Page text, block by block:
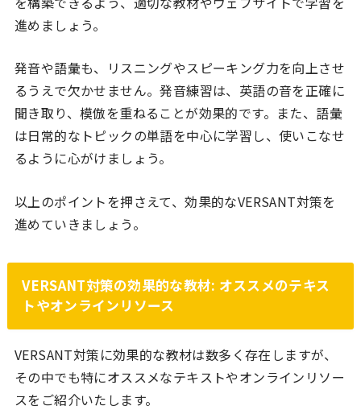
進めましょう。
発音や語彙も、リスニングやスピーキング力を向上させ
るうえで欠かせません。発音練習は、英語の音を正確に
聞き取り、模倣を重ねることが効果的です。また、語彙
は日常的なトピックの単語を中心に学習し、使いこなせ
るように心がけましょう。
以上のポイントを押さえて、効果的なVERSANT対策を
進めていきましょう。
VERSANT対策の効果的な教材: オススメのテキス
トやオンラインリソース
VERSANT対策に効果的な教材は数多く存在しますが、
その中でも特にオススメなテキストやオンラインリソー
スをご紹介いたします。